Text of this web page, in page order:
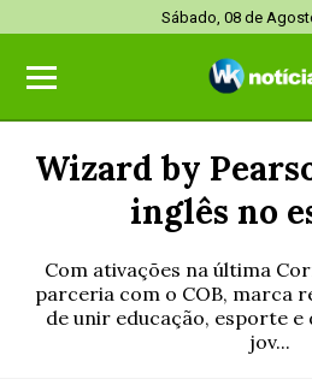
Sábado, 08 de
Wizard by
inglês no
Com ativações na última
parceria com o COB, marca
de unir educação, esporte
jov...